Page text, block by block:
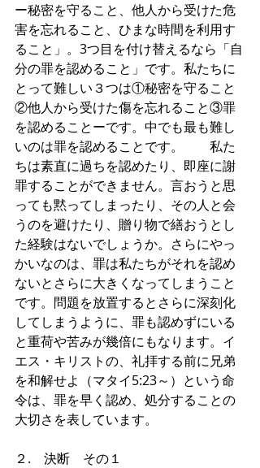
ー秘密を守ること、他人から受けた危
害を忘れること、ひまな時間を利用す
ること」。3つ目を付け替えるなら「自
分の罪を認めること」です。私たちに
とって難しい３つは①秘密を守ること
②他人から受けた傷を忘れること③罪
を認めることーです。中でも最も難し
いのは罪を認めることです。　　私た
ちは素直に過ちを認めたり、即座に謝
罪することができません。言おうと思
っても黙ってしまったり、その人と会
うのを避けたり、贈り物で繕おうとし
た経験はないでしょうか。さらにやっ
かいなのは、罪は私たちがそれを認め
ないとさらに大きくなってしまうこと
です。問題を放置するとさらに深刻化
してしまうように、罪も認めずにいる
と重荷や苦みが幾倍にもなります。イ
エス・キリストの、礼拝する前に兄弟
を和解せよ（マタイ5:23～）という命
令は、罪を早く認め、処分することの
大切さを表しています。
２.　決断　その１